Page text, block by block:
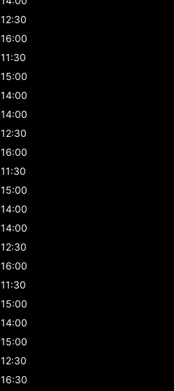
12:30
16:00
11:30
15:00
14:00
14:00
12:30
16:00
11:30
15:00
14:00
14:00
12:30
16:00
11:30
15:00
14:00
15:00
12:30
16:30